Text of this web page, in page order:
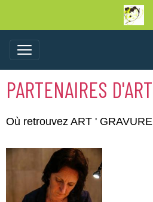
PARTENAIRES
Où retrouvez ART '